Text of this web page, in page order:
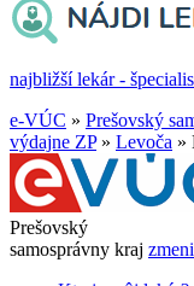
najbližší lekár -
e-VÚC » Prešovský
výdajne ZP» Levoča »
Prešovský
samosprávny kraj